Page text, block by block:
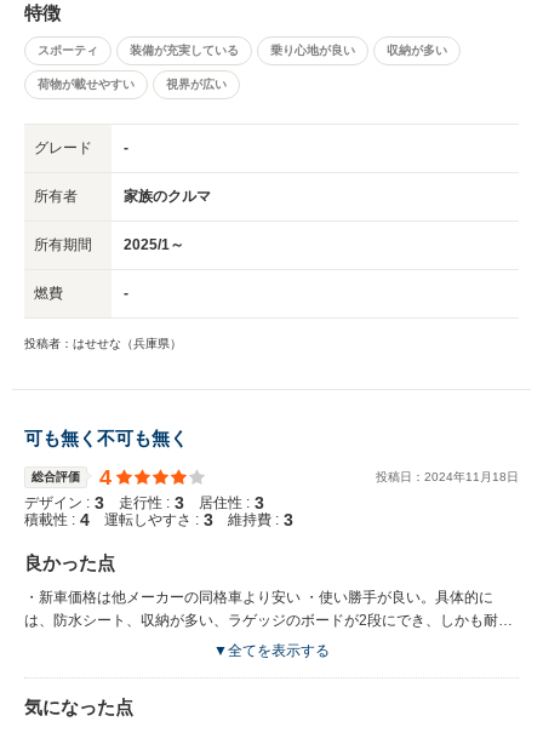
特徴
スポーティ 装備が充実している 乗り心地が良い 収納が多い
荷物が載せやすい 視界が広い
グレード -
所有者 家族のクルマ
所有期間 2025/1～
燃費 -
投稿者：はせせな（兵庫県）
可も無く不可も無く
総合評価 4 投稿日： 2024年11 月 18日
デザイン : 3 走行性 : 3 居住性 : 3
積載性 : 4 運転しやすさ : 3 維持費 : 3
良かった点
・新車価格は他メーカーの同格車より安い ・使い勝手が良い。具体的に
は、防水シート、収納が多い、ラゲッジのボードが2段にでき、しかも耐荷
重100キロなのでトノカバーの位置で目隠しできるだけではなく、キャンプ
▼全てを表示する
気になった点